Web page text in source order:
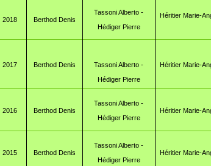
2018 Berthod Denis
Tassoni Alberto -
Hédiger Pierre
Héritier Marie-
2017 Berthod Denis
Tassoni Alberto -
Hédiger Pierre
Héritier Marie-
2016 Berthod Denis
Tassoni Alberto -
Hédiger Pierre
Héritier Marie-
2015 Berthod Denis
Tassoni Alberto -
Hédiger Pierre
Héritier Marie-